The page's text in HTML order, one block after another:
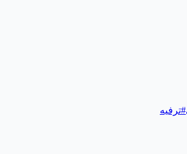
#ترفيه